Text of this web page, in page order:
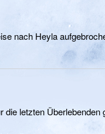
nach Heyla
letzten Überlebenden